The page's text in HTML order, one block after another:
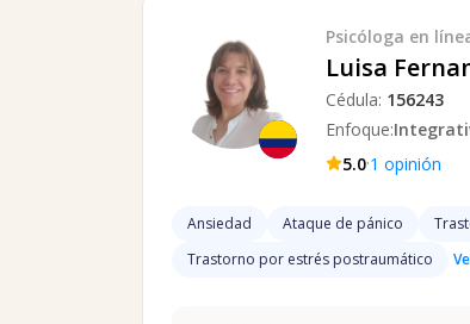
Psicóloga en
Luisa
Cédula: 156243
Enfoque:
5.0·1 opinión
Ansiedad Ataque de pánico
Trastorno por estrés postraumático